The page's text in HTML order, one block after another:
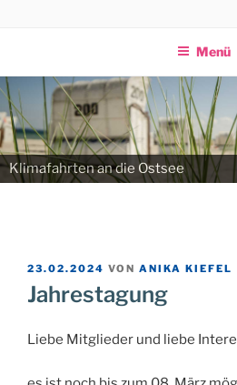
Menü
Klimafahrten an die Ostsee
VERÖFFENTLICHT
AM
23.02.2024 VON ANIKA KIEFEL
Jahrestagung
Liebe Mitglieder und liebe